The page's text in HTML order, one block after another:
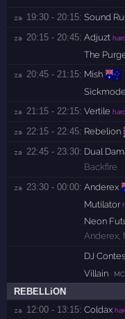
za 19:30 - 20:15: Sound
za 20:15 - 20:45: Adjuzt
The
za 20:45 - 21:15: Mish 🇦🇺
Sickmode
za 21:15 - 22:15: Vertile
za 22:15 - 22:45: Rebelion
za 22:45 - 23:30: Dual
Backfire
za 23:30 - 00:00: Anderex
Mutilator
Neon
Anderex,
DJ
Villain · MC
REBELLiON
za 12:00 - 13:15: Coldax